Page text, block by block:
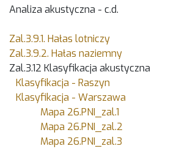
Analiza akustyczna - c.d.
Zal.3.9.1. Hałas lotniczy
Zal.3.9.2. Hałas naziemny
Zal.3.12 Klasyfikacja akustyczna
Klasyfikacja - Raszyn
Klasyfikacja - Warszawa
Mapa ​26.PNI_zal.1
Mapa ​26.PNI_zal.2
Mapa 26.PNI_zal.3